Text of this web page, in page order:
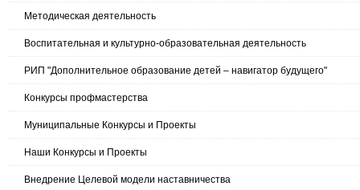
Методическая деятельность
Воспитательная и культурно-образовательная деятельность
РИП "Дополнительное образование детей – навигатор будущего"
Конкурсы профмастерства
Муниципальные Конкурсы и Проекты
Наши Конкурсы и Проекты
Внедрение Целевой модели наставничества